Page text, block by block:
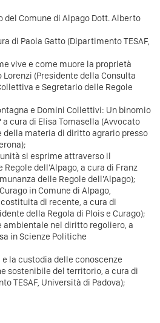
del Comune di Alpago Dott. Alberto
di Paola Gatto (Dipartimento TESAF,
vive e come muore la proprietà
(Presidente della Consulta
e Segretario delle Regole
e Domini Collettivi: Un binomio
cura di Elisa Tomasella (Avvocato
della materia di diritto agrario presso
si esprime attraverso il
dell'Alpago, a cura di Franz
delle Regole dell'Alpago);
in Comune di Alpago,
di recente, a cura di
della Regola di Plois e Curago);
ambientale nel diritto regoliero, a
in Scienze Politiche
la custodia delle conoscenze
sostenibile del territorio, a cura di
TESAF, Università di Padova);